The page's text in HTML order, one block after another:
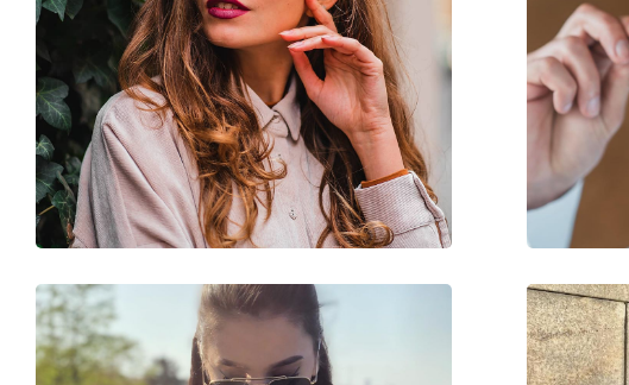
Merk:
Marc Jacobs
Functie:
Fashion
Code:
458/S 807 9O 53